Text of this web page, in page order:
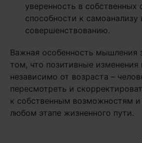
уверенность в собственных
способности к самоанализу
совершенствованию.
Важная особенность мышления
том, что позитивные
независимо от возраста –
пересмотреть и
к собственным возможностям и
любом этапе жизненного пути.